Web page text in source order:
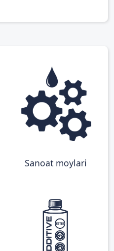
Sanoat moylari